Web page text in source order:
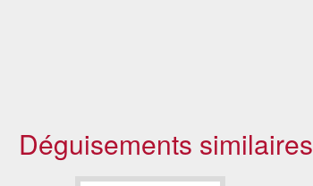
Déguisements similaires